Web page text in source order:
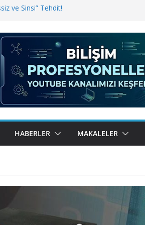
ve Sinsi” Tehdit!
Bugün BulutTahsilat’ta
Kemal Oral Tüm Sorularımızı
HABERLER MAKALELER